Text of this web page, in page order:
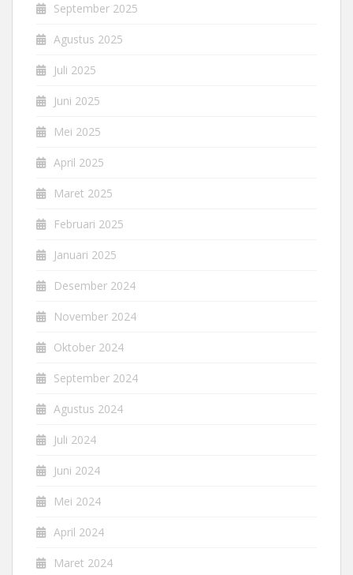
September 2025
Agustus 2025
Juli 2025
Juni 2025
Mei 2025
April 2025
Maret 2025
Februari 2025
Januari 2025
Desember 2024
November 2024
Oktober 2024
September 2024
Agustus 2024
Juli 2024
Juni 2024
Mei 2024
April 2024
Maret 2024